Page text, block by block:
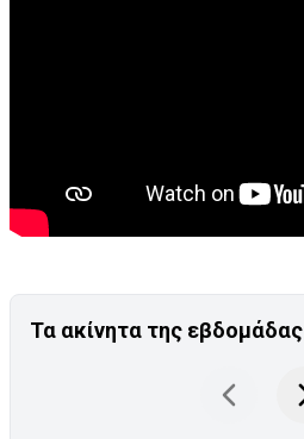
Τα ακίνητα της εβδομάδας